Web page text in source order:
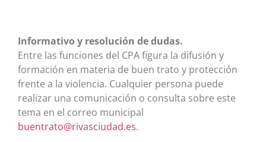
Informativo y resolución de dudas.
Entre las funciones del CPA figura la difusión y
formación en materia de buen trato y protección
frente a la violencia. Cualquier persona puede
realizar una comunicación o consulta sobre este
tema en el correo municipal
buentrato@rivasciudad.es.